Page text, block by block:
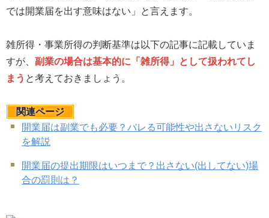
では開業届を出す意味はない」と言えます。
雑所得・事業所得の判断基準は以下の記事に記載していま
すが、 副業の場合は基本的に「雑所得」として扱われてし
まう と考えておきましょう。
関連ページ
開業届は副業でも必要？バレる可能性や出さないリスク
を解説
開業届の提出期限はいつまで？出さない(出してない)場
合の罰則は？